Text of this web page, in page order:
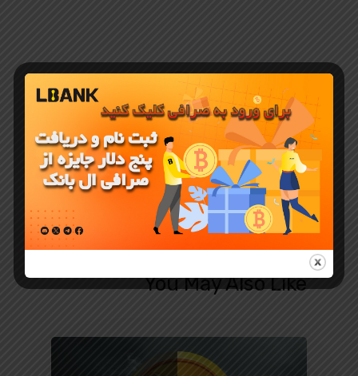
ال بانک ایران
نماینده رسمی صرافی ال بانک LBANK در
ایران به زبان فارسی برای ایرانیان
You May Also Like